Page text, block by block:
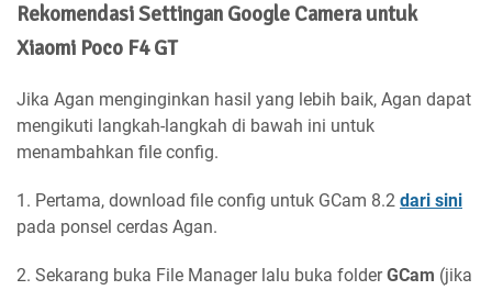
Rekomendasi Settingan Google Camera untuk
Xiaomi Poco F4 GT
Jika Agan menginginkan hasil yang lebih baik, Agan dapat
mengikuti langkah-langkah di bawah ini untuk
menambahkan file config.
1. Pertama, download file config untuk GCam 8.2 dari sini
pada ponsel cerdas Agan.
2. Sekarang buka File Manager lalu buka folderGCam (jika